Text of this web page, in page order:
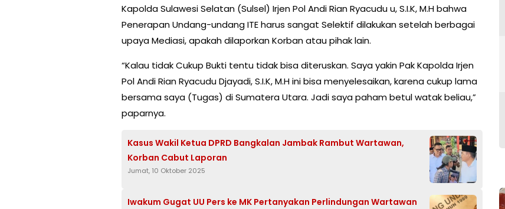
Kapolda Sulawesi Selatan (Sulsel) Irjen Pol Andi Rian Ryacudu u, S.I.K, M.H bahwa
Penerapan Undang-undang ITE harus sangat Selektif dilakukan setelah berbagai
upaya Mediasi, apakah dilaporkan Korban atau pihak lain.
“Kalau tidak Cukup Bukti tentu tidak bisa diteruskan. Saya yakin Pak Kapolda Irjen
Pol Andi Rian Ryacudu Djayadi, S.I.K, M.H ini bisa menyelesaikan, karena cukup lama
bersama saya (Tugas) di Sumatera Utara. Jadi saya paham betul watak beliau,”
paparnya.
Kasus Wakil Ketua DPRD Bangkalan Jambak Rambut Wartawan,
Korban Cabut Laporan
Jumat, 10 Oktober 2025
Iwakum Gugat UU Pers ke MK Pertanyakan Perlindungan Wartawan